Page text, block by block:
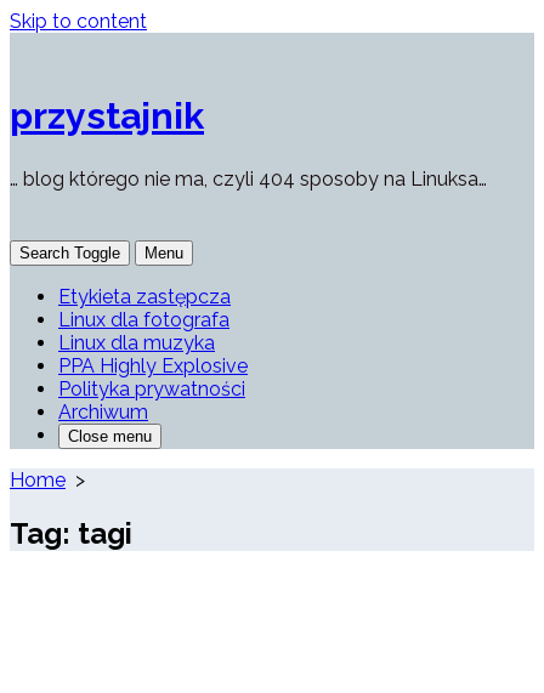
Skip to content
przystajnik
… blog którego nie ma, czyli 404 sposoby na Linuksa…
Search Toggle Menu
Etykieta zastępcza
Linux dla fotografa
Linux dla muzyka
PPA Highly Explosive
Polityka prywatności
Archiwum
Close menu
Home >
Tag: tagi